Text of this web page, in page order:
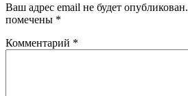
Ваш адрес email не будет опубликован.
помечены *
Комментарий *